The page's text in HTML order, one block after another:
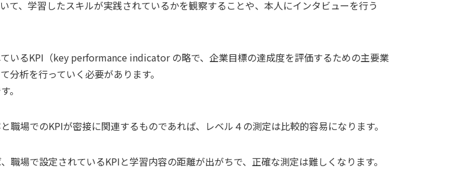
て、学習したスキルが実践されているかを観察することや、本人にインタビューを行う
いるKPI（key performance indicator の略で、企業目標の達成度を評価するための主要業
析を行っていく必要があります。
。
場でのKPIが密接に関連するものであれば、レベル４の測定は比較的容易になります。
場で設定されているKPIと学習内容の距離が出がちで、正確な測定は難しくなります。